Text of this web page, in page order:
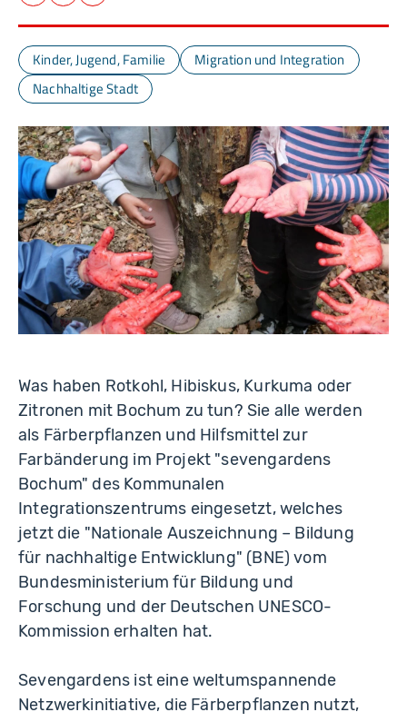
Kinder, Jugend, Familie
Migration und Integration
Nachhaltige Stadt
Was haben Rotkohl, Hibiskus, Kurkuma oder
Zitronen mit Bochum zu tun? Sie alle werden
als Färberpflanzen und Hilfsmittel zur
Farbänderung im Projekt "sevengardens
Bochum" des Kommunalen
Integrationszentrums eingesetzt, welches
jetzt die "Nationale Auszeichnung – Bildung
für nachhaltige Entwicklung" (BNE) vom
Bundesministerium für Bildung und
Forschung und der Deutschen UNESCO-
Kommission erhalten hat.
Sevengardens ist eine weltumspannende
Netzwerkinitiative, die Färberpflanzen nutzt,